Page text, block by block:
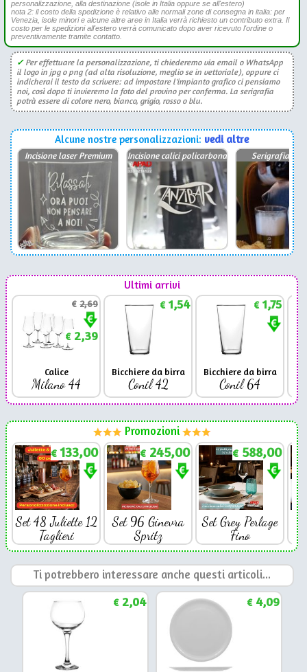
personalizzazione, alla destinazione (isole in Italia oppure se all'estero)
nota 2: il costo della spedizione è relativo alle normali zone di consegna in italia: per
Venezia, isole minori e alcune altre aree in Italia verrà richiesto un contributo extra. Il
costo per le spedizioni all'estero verrà comunicato dopo aver ricevuto l'ordine o
preventivamente tramite contatto.
✓Per effettuare la personalizzazione, ti chiederemo via email o WhatsApp
il logo in jpg o png (ad alta risoluzione, meglio se in vettoriale), oppure ci
indicherai il testo da scrivere: ad impostare l'impianto grafico ci pensiamo
noi, così dopo ti invieremo la foto del provino per conferma. La serigrafia
potrà essere di colore nero, bianco, grigio, rosso o blu.
Alcune nostre personalizzazioni: vedi altre
Incisione laser Premium Incisione calici policarbonato Serigrafia
Ultimi arrivi
€2,69
€2,39
Calice
Milano 44
€1,54
Bicchiere da birra
Conil 42
€1,75
Bicchiere da birra
Conil 64
Promozioni
€ 133,00
Set 48 Juliette 12
Taglieri
€ 245,00
Set 96 Ginevra
Spritz
€ 588,00
Set Grey Perlage
Fino
Ti potrebbero interessare anche questi articoli...
€2,04 €4,09